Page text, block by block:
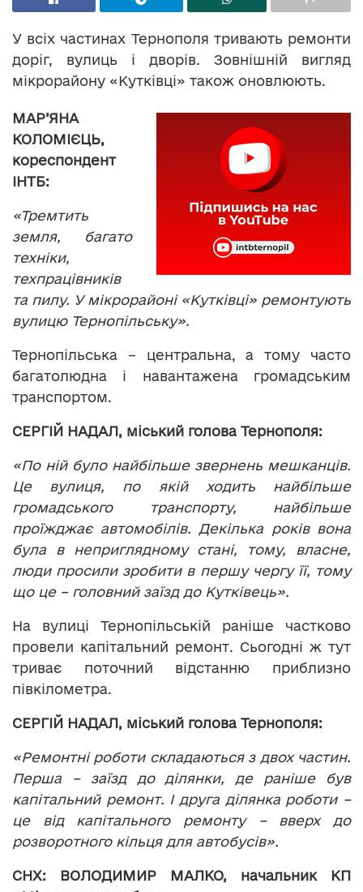
У всіх частинах Тернополя тривають ремонти
доріг, вулиць і дворів. Зовнішній вигляд
мікрорайону «Кутківці» також оновлюють.
МАР’ЯНА
КОЛОМІЄЦЬ,
кореспондент
ІНТБ:
«Тремтить
земля, багато
техніки,
техпрацівників
та пилу. У мікрорайоні «Кутківці» ремонтують
вулицю Тернопільську».
Тернопільська – центральна, а тому часто
багатолюдна і навантажена громадським
транспортом.
СЕРГІЙ НАДАЛ, міський голова Тернополя:
«По ній було найбільше звернень мешканців.
Це вулиця, по якій ходить найбільше
громадського транспорту, найбільше
проїжджає автомобілів. Декілька років вона
була в неприглядному стані, тому, власне,
люди просили зробити в першу чергу її, тому
що це – головний заїзд до Кутківець».
На вулиці Тернопільській раніше частково
провели капітальний ремонт. Сьогодні ж тут
триває поточний відстанню приблизно
півкілометра.
СЕРГІЙ НАДАЛ, міський голова Тернополя:
«Ремонтні роботи складаються з двох частин.
Перша – заїзд до ділянки, де раніше був
капітальний ремонт. І друга ділянка роботи –
це від капітального ремонту – вверх до
розворотного кільця для автобусів».
СНХ: ВОЛОДИМИР МАЛКО, начальник КП